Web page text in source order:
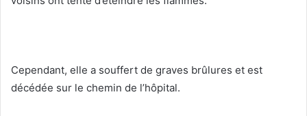
Cependant, elle a souffert de graves brûlures et est
décédée sur le chemin de l’hôpital.